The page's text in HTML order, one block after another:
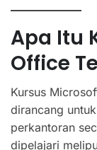
Apa Itu
Office
Kursus
dirancang
perkantoran
dipelajari